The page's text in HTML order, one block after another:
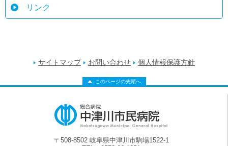
リンク
サイトマップ お問い合わせ 個人情報保護方針
このページの先頭へ
〒508-8502 岐阜県中津川市駒場1522-1